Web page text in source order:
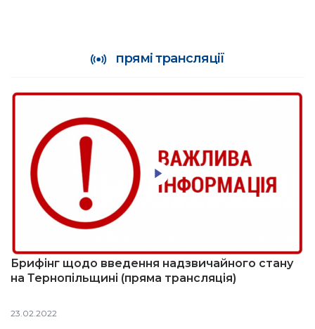
прямі трансляції
Брифінг щодо введення надзвичайного стану
на Тернопільщині (пряма трансляція)
23.02.2022